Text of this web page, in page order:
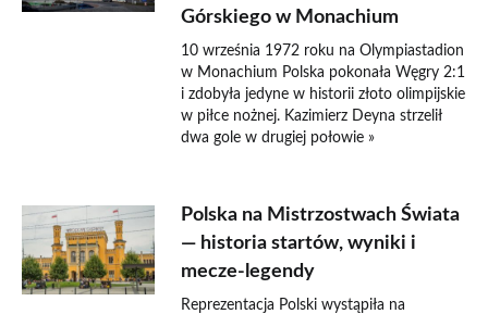
Górskiego w Monachium
10 września 1972 roku na Olympiastadion
w Monachium Polska pokonała Węgry 2:1
i zdobyła jedyne w historii złoto olimpijskie
w piłce nożnej. Kazimierz Deyna strzelił
dwa gole w drugiej połowie »
Polska na Mistrzostwach Świata
— historia startów, wyniki i
mecze-legendy
Reprezentacja Polski wystąpiła na